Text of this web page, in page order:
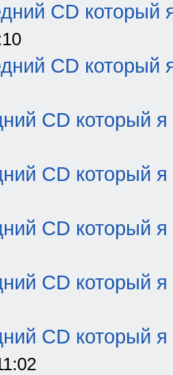
CD который
CD который
CD который я
CD который я
CD который я
CD который я
CD который я